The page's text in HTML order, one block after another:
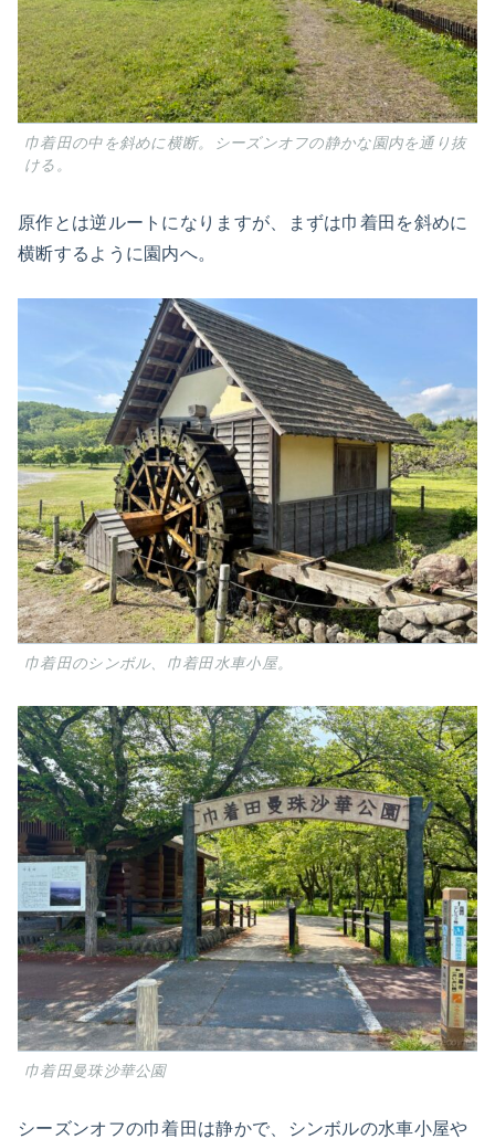
巾着田の中を斜めに横断。シーズンオフの静かな園内を通り抜
ける。
原作とは逆ルートになりますが、まずは巾着田を斜めに
横断するように園内へ。
巾着田のシンボル、巾着田水車小屋。
巾着田曼珠沙華公園
シーズンオフの巾着田は静かで、シンボルの水車小屋や